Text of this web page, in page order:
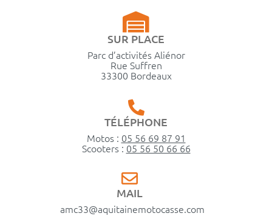
SUR PLACE
Parc d’activités Aliénor
Rue Suffren
33300 Bordeaux
TÉLÉPHONE
Motos : 05 56 69 87 91
Scooters : 05 56 50 66 66
MAIL
amc33@aquitainemotocasse.com